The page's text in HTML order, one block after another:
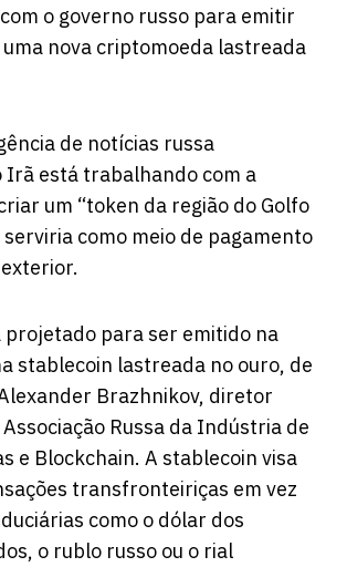
o governo russo para emitir
nova criptomoeda lastreada
de notícias russa
Irã está trabalhando com a
um “token da região do Golfo
serviria como meio de pagamento
projetado para ser emitido na
stablecoin lastreada no ouro, de
Brazhnikov, diretor
Russa da Indústria de
e Blockchain. A stablecoin visa
transfronteiriças em vez
como o dólar dos
o rublo russo ou o rial